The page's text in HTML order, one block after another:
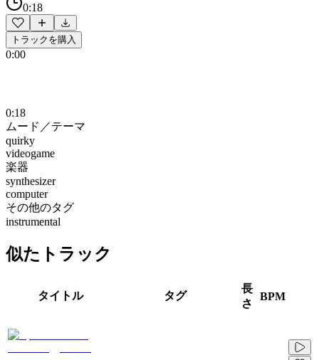
0:18
トラックを購入
0:00
0:18
ムード／テーマ
quirky
videogame
楽器
synthesizer
computer
その他のタグ
instrumental
似たトラック
タイトル タグ
長
さ
BPM